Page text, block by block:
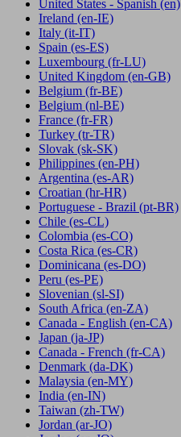
United States - Spanish (en)
Ireland (en-IE)
Italy (it-IT)
Spain (es-ES)
Luxembourg (fr-LU)
United Kingdom (en-GB)
Belgium (fr-BE)
Belgium (nl-BE)
France (fr-FR)
Turkey (tr-TR)
Slovak (sk-SK)
Philippines (en-PH)
Argentina (es-AR)
Croatian (hr-HR)
Portuguese - Brazil (pt-BR)
Chile (es-CL)
Colombia (es-CO)
Costa Rica (es-CR)
Dominicana (es-DO)
Peru (es-PE)
Slovenian (sl-SI)
South Africa (en-ZA)
Canada - English (en-CA)
Japan (ja-JP)
Canada - French (fr-CA)
Denmark (da-DK)
Malaysia (en-MY)
India (en-IN)
Taiwan (zh-TW)
Jordan (ar-JO)